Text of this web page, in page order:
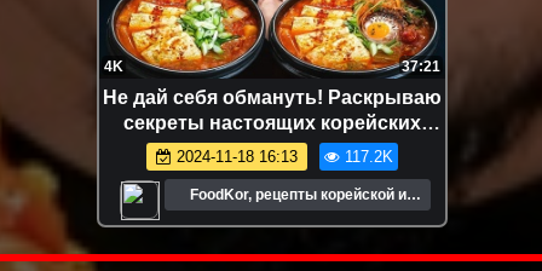
4K 1:00:13
Обзор на Daiso: что можно купить
в корейском Фикс Прайсе?
2025-12-07 09:00 109.0K
FoodKor, рецепты корейской и
паназиатской кухни